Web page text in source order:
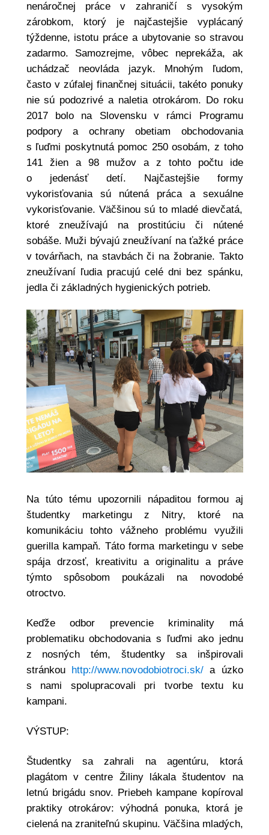
nenáročnej práce v zahraničí s vysokým
zárobkom, ktorý je najčastejšie vyplácaný
týždenne, istotu práce a ubytovanie so stravou
zadarmo. Samozrejme, vôbec neprekáža, ak
uchádzač neovláda jazyk. Mnohým ľudom,
často v zúfalej finančnej situácii, takéto ponuky
nie sú podozrivé a naletia otrokárom. Do roku
2017 bolo na Slovensku v rámci Programu
podpory a ochrany obetiam obchodovania
s ľuďmi poskytnutá pomoc 250 osobám, z toho
141 žien a 98 mužov a z tohto počtu ide
o jedenásť detí. Najčastejšie formy
vykorisťovania sú nútená práca a sexuálne
vykorisťovanie. Väčšinou sú to mladé dievčatá,
ktoré zneužívajú na prostitúciu či nútené
sobáše. Muži bývajú zneužívaní na ťažké práce
v továrňach, na stavbách či na žobranie. Takto
zneužívaní ľudia pracujú celé dni bez spánku,
jedla či základných hygienických potrieb.
Na túto tému upozornili nápaditou formou aj
študentky marketingu z Nitry, ktoré na
komunikáciu tohto vážneho problému využili
guerilla kampaň. Táto forma marketingu v sebe
spája drzosť, kreativitu a originalitu a práve
týmto spôsobom poukázali na novodobé
otroctvo.
Keďže odbor prevencie kriminality má
problematiku obchodovania s ľuďmi ako jednu
z nosných tém, študentky sa inšpirovali
stránkou http://www.novodobiotroci.sk/a úzko
s nami spolupracovali pri tvorbe textu ku
kampani.
VÝSTUP:
Študentky sa zahrali na agentúru, ktorá
plagátom v centre Žiliny lákala študentov na
letnú brigádu snov. Priebeh kampane kopíroval
praktiky otrokárov: výhodná ponuka, ktorá je
cielená na zraniteľnú skupinu. Väčšina mladých,